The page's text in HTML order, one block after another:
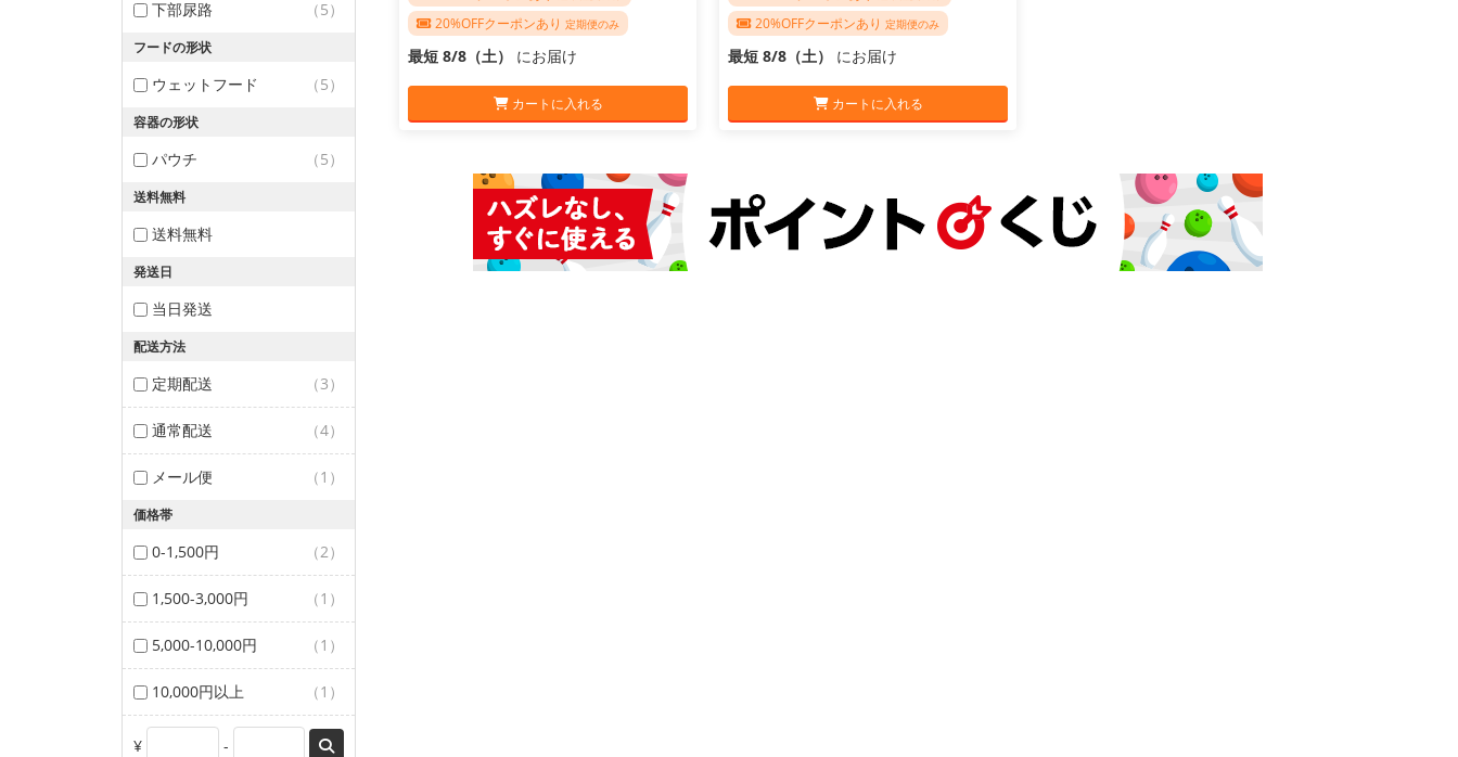
下部尿路 （5）
フードの形状
ウェットフード （5）
容器の形状
パウチ （5）
送料無料
送料無料
発送日
当日発送
配送方法
定期配送 （3）
通常配送 （4）
メール便 （1）
価格帯
0-1,500円 （2）
1,500-3,000円 （1）
5,000-10,000円 （1）
10,000円以上 （1）
¥ -
20%OFFクーポンあり 定期便のみ
最短 8/8（土） にお届け
カートに入れる
20%OFFクーポンあり 定期便のみ
最短 8/8（土） にお届け
カートに入れる